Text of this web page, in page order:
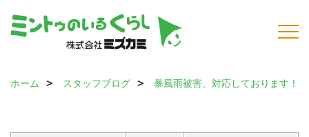
ホーム スタッフブログ 暴風雨被害、対応しております！